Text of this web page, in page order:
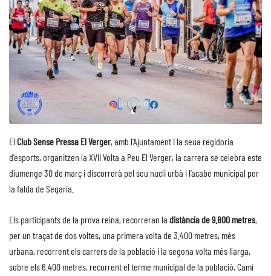
El Club Sense Pressa El Verger, amb l’Ajuntament i la seua regidoria
d’esports, organitzen la XVII Volta a Peu El Verger, la carrera se celebra este
diumenge 30 de març i discorrerà pel seu nucli urbà i l’acabe municipal per
la falda de Segaría.
Els participants de la prova reina, recorreran la distància de 9.800 metres,
per un traçat de dos voltes, una primera volta de 3.400 metres, més
urbana, recorrent els carrers de la població i la segona volta més llarga,
sobre els 6.400 metres, recorrent el terme municipal de la població, Camí